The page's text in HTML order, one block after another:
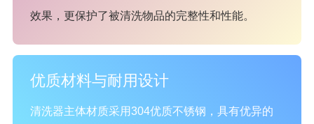
效果，更保护了被清洗物品的完整性和性能。
优质材料与耐用设计
清洗器主体材质采用304优质不锈钢，具有优异的